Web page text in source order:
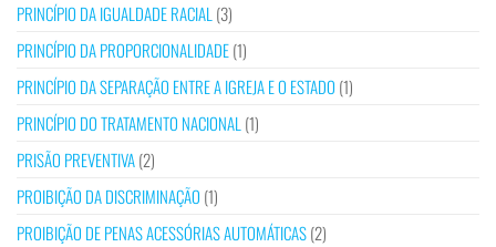
PRINCÍPIO DA IGUALDADE RACIAL (3)
PRINCÍPIO DA PROPORCIONALIDADE(1)
PRINCÍPIO DA SEPARAÇÃO ENTRE A IGREJA E O ESTADO (1)
PRINCÍPIO DO TRATAMENTO NACIONAL (1)
PRISÃO PREVENTIVA(2)
PROIBIÇÃO DA DISCRIMINAÇÃO (1)
PROIBIÇÃO DE PENAS ACESSÓRIAS AUTOMÁTICAS(2)